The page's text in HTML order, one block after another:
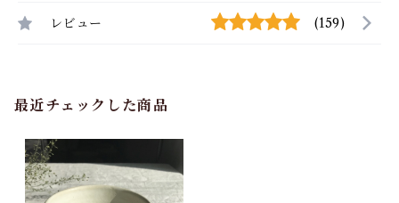
レビュー (159)
最近チェックした商品